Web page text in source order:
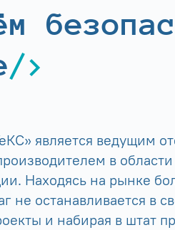
является ведущим
в области
Находясь на рынке
не останавливается в
и набирая в штат